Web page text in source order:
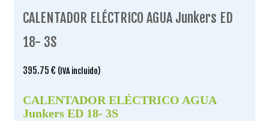
CALENTADOR ELÉCTRICO AGUA Junkers ED
18- 3S
395.75 € (IVA incluido)
CALENTADOR ELÉCTRICO AGUA
Junkers ED 18- 3S